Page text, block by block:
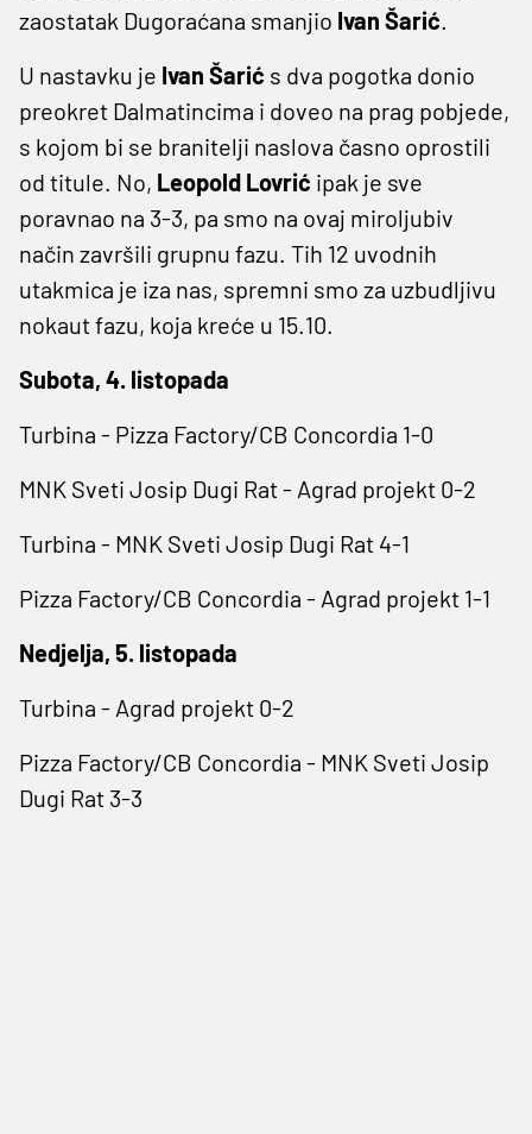
zaostatak Dugoraćana smanjio Ivan Šarić.
U nastavku je Ivan Šarić s dva pogotka donio
preokret Dalmatincima i doveo na prag pobjede,
s kojom bi se branitelji naslova časno oprostili
od titule. No, Leopold Lovrić ipak je sve
poravnao na 3-3, pa smo na ovaj miroljubiv
način završili grupnu fazu. Tih 12 uvodnih
utakmica je iza nas, spremni smo za uzbudljivu
nokaut fazu, koja kreće u 15.10.
Subota, 4. listopada
Turbina - Pizza Factory/CB Concordia 1-0
MNK Sveti Josip Dugi Rat - Agrad projekt 0-2
Turbina - MNK Sveti Josip Dugi Rat 4-1
Pizza Factory/CB Concordia - Agrad projekt 1-1
Nedjelja, 5. listopada
Turbina - Agrad projekt 0-2
Pizza Factory/CB Concordia - MNK Sveti Josip
Dugi Rat 3-3